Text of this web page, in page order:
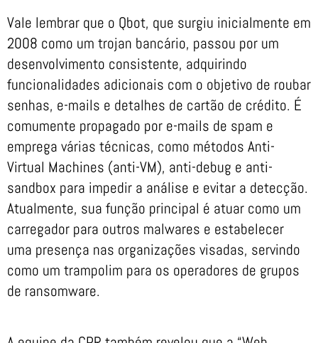
Vale lembrar que o Qbot, que surgiu inicialmente em
2008 como um trojan bancário, passou por um
desenvolvimento consistente, adquirindo
funcionalidades adicionais com o objetivo de roubar
senhas, e-mails e detalhes de cartão de crédito. É
comumente propagado por e-mails de spam e
emprega várias técnicas, como métodos Anti-
Virtual Machines (anti-VM), anti-debug e anti-
sandbox para impedir a análise e evitar a detecção.
Atualmente, sua função principal é atuar como um
carregador para outros malwares e estabelecer
uma presença nas organizações visadas, servindo
como um trampolim para os operadores de grupos
de ransomware.